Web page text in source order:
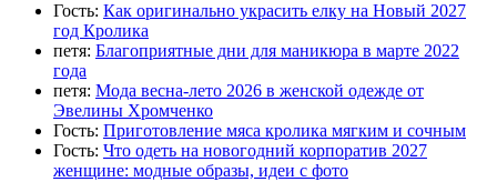
Гость: Как оригинально украсить елку на Новый 2027
год Кролика
петя: Благоприятные дни для маникюра в марте 2022
года
петя: Мода весна-лето 2026 в женской одежде от
Эвелины Хромченко
Гость: Приготовление мяса кролика мягким и сочным
Гость: Что одеть на новогодний корпоратив 2027
женщине: модные образы, идеи с фото